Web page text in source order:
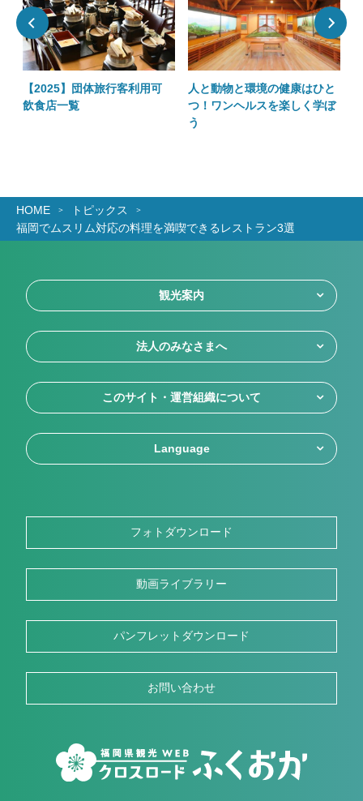
【2025】団体旅行客利用可
飲食店一覧
人と動物と環境の健康はひと
つ！ワンヘルスを楽しく学ぼ
う
HOME
トピックス
福岡でムスリム対応の料理を満喫できるレストラン3選
観光案内
法人のみなさまへ
このサイト・運営組織について
Language
フォトダウンロード
動画ライブラリー
パンフレットダウンロード
お問い合わせ